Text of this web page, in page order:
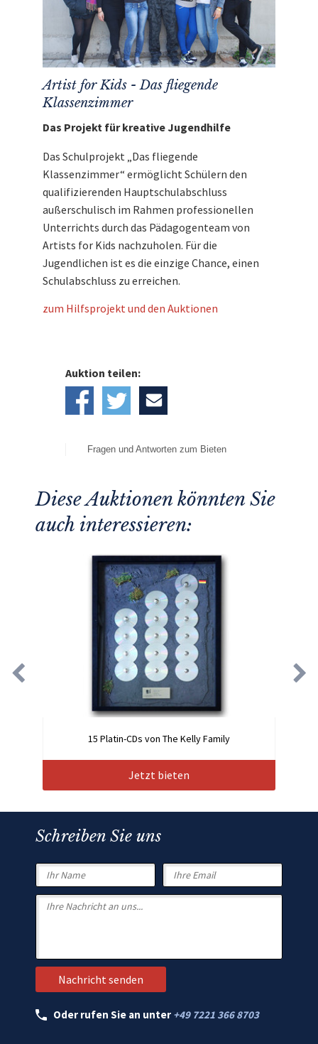
Artist for Kids - Das fliegende
Klassenzimmer
Das Projekt für kreative Jugendhilfe
Das Schulprojekt „Das fliegende
Klassenzimmer“ ermöglicht Schülern den
qualifizierenden Hauptschulabschluss
außerschulisch im Rahmen professionellen
Unterrichts durch das Pädagogenteam von
Artists for Kids nachzuholen. Für die
Jugendlichen ist es die einzige Chance, einen
Schulabschluss zu erreichen.
zum Hilfsprojekt und den Auktionen
Auktion teilen:
Fragen und Antworten zum Bieten
Diese Auktionen könnten Sie
auch interessieren:
15 Platin-CDs von The Kelly Family
Jetzt bieten
Schreiben Sie uns
Oder rufen Sie an unter +49 7221 366 8703